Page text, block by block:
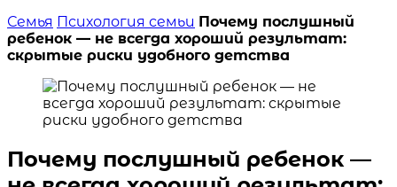
Семья Психология семьи Почему послушный
ребенок — не всегда хороший результат:
скрытые риски удобного детства
Почему послушный ребенок —